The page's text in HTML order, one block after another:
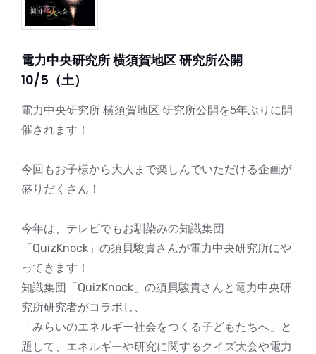
電力中央研究所 横須賀地区 研究所公開
10/5（土）
電力中央研究所 横須賀地区 研究所公開を5年ぶりに開
催されます！
今回もお子様から大人まで楽しんでいただける企画が
盛りだくさん！
今年は、テレビでもお馴染みの知識集団
「QuizKnock」の須貝駿貴さんが電力中央研究所にや
ってきます！
知識集団「QuizKnock」の須貝駿貴さんと電力中央研
究所研究者がコラボし、
「みらいのエネルギー社会をつくる子どもたちへ」と
題して、エネルギーや研究に関するクイズ大会や電力